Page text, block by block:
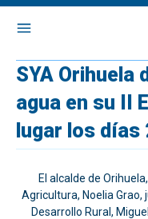
SYA Orihuela
agua en su II
lugar los días
El alcalde de
Agricultura, Noelia
Desarrollo Rural,